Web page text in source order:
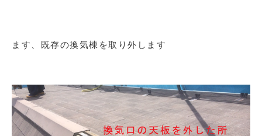
ます、既存の換気棟を取り外します